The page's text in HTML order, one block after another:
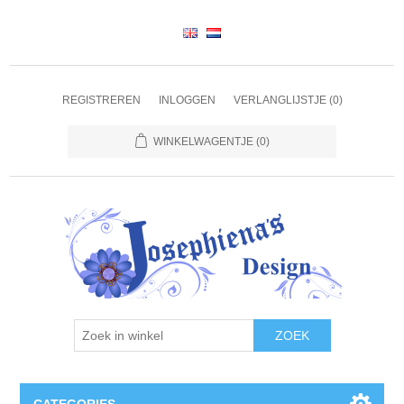
REGISTREREN INLOGGEN VERLANGLIJSTJE (0)
WINKELWAGENTJE (0)
ZOEK